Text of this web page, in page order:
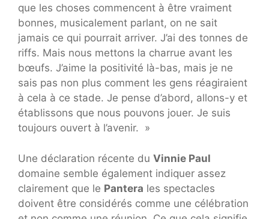
que les choses commencent à être vraiment
bonnes, musicalement parlant, on ne sait
jamais ce qui pourrait arriver. J’ai des tonnes de
riffs. Mais nous mettons la charrue avant les
bœufs. J’aime la positivité là-bas, mais je ne
sais pas non plus comment les gens réagiraient
à cela à ce stade. Je pense d’abord, allons-y et
établissons que nous pouvons jouer. Je suis
toujours ouvert à l’avenir. »
Une déclaration récente du Vinnie Paul
domaine semble également indiquer assez
clairement que le Pantera les spectacles
doivent être considérés comme une célébration